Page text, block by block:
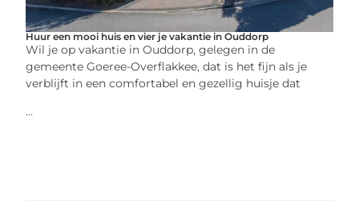
Huur een mooi huis en vier je vakantie in Ouddorp
Wil je op vakantie in Ouddorp, gelegen in de
gemeente Goeree-Overflakkee, dat is het fijn als je
verblijft in een comfortabel en gezellig huisje dat
...